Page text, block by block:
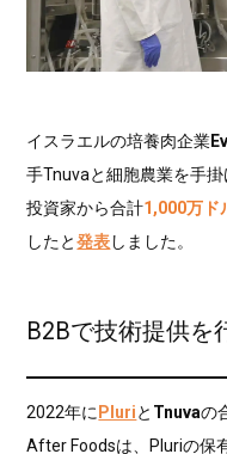
イスラエルの培養肉企業
手Tnuvaと細胞農業を手
投資家から合計1,000万ド
したと発表しました。
B2Bで技術提供を
2022年に Pluriと Tnuvaの
After Foodsは、Pluriの保